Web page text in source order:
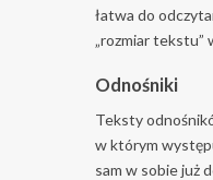
łatwa do
„rozmiar tekstu”
Odnośniki
Teksty
w którym
sam w sobie już